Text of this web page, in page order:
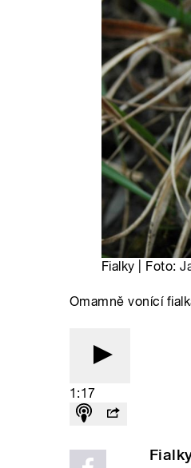
Fialky | Foto:
Omamně vonící
1:17